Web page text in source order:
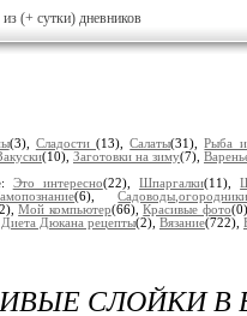
из (+ сутки) дневников
(3), Сладости(13),Салаты(31),Рыба
(10), Заготовки на зиму(7),
Это интересно(22), Шпаргалки(11),
(6),
Мой компьютер(66),Красивые фото
Диета Дюкана рецепты(2), Вязание(722),
СЛОЙКИ В